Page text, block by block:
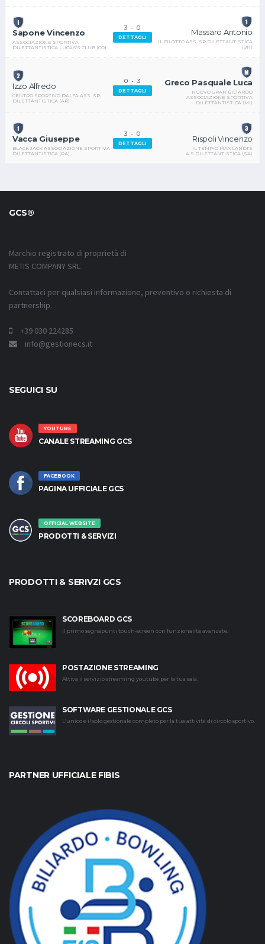
Sapone Vincenzo
ASSOCIAZIONE SPORTIVA
DILETTANTISTICA LUCAS'S CLUB (CO)
3 -0
DETTAGLI
Massaro Antonio
IL FILOTTO ASS. SP.DILETTANTISTICA
(BN)
Izzo Alfredo
CENTRO SPORTIVO DALFA ASS. SP.
DILETTANTISTICA (AR)
0 -3
DETTAGLI
Greco Pasquale Luca
NUOVO GRAN BILIARDO
ASSOCIAZIONE SPORTIVA
DILETTANTISTICA (MI)
Vacca Giuseppe
BLACK JACK ASSOCIAZIONE SPORTIVA
DILETTANTISTICA (PA)
3 -0
DETTAGLI
Rispoli Vincenzo
IL TEMPIO MAX LANDI'S
A.S.DILETTANTISTICA (SA)
GCS®
Marchio registrato di proprietà di
METIS COMPANY SRL
Contattaci per qualsiasi informazione, preventivo o richiesta di
partnership.
+39 030 224285
info@gestionecs.it
SEGUICI SU
YOUTUBE
CANALE STREAMING GCS
FACEBOOK
PAGINA UFFICIALE GCS
OFFICIAL WEBSITE
PRODOTTI & SERVIZI
PRODOTTI & SERIVZI GCS
SCOREBOARD GCS
Il primo segnapunti touch-screen con funzionalità avanzate.
POSTAZIONE STREAMING
Attiva il servizio streaming youtube per la tua sala.
SOFTWARE GESTIONALE GCS
L’unico e il solo gestionale completo per la tua attività di circolo sportivo.
PARTNER UFFICIALE FIBIS